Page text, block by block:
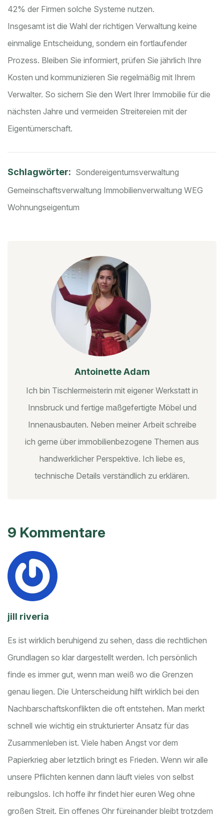
42% der Firmen solche Systeme nutzen.
Insgesamt ist die Wahl der richtigen Verwaltung keine
einmalige Entscheidung, sondern ein fortlaufender
Prozess. Bleiben Sie informiert, prüfen Sie jährlich Ihre
Kosten und kommunizieren Sie regelmäßig mit Ihrem
Verwalter. So sichern Sie den Wert Ihrer Immobilie für die
nächsten Jahre und vermeiden Streitereien mit der
Eigentümerschaft.
Schlagwörter: Sondereigentumsverwaltung
Gemeinschaftsverwaltung Immobilienverwaltung WEG
Wohnungseigentum
Antoinette Adam
Ich bin Tischlermeisterin mit eigener Werkstatt in
Innsbruck und fertige maßgefertigte Möbel und
Innenausbauten. Neben meiner Arbeit schreibe
ich gerne über immobilienbezogene Themen aus
handwerklicher Perspektive. Ich liebe es,
technische Details verständlich zu erklären.
9 Kommentare
jill riveria
Es ist wirklich beruhigend zu sehen, dass die rechtlichen
Grundlagen so klar dargestellt werden. Ich persönlich
finde es immer gut, wenn man weiß wo die Grenzen
genau liegen. Die Unterscheidung hilft wirklich bei den
Nachbarschaftskonflikten die oft entstehen. Man merkt
schnell wie wichtig ein strukturierter Ansatz für das
Zusammenleben ist. Viele haben Angst vor dem
Papierkrieg aber letztlich bringt es Frieden. Wenn wir alle
unsere Pflichten kennen dann läuft vieles von selbst
reibungslos. Ich hoffe ihr findet hier euren Weg ohne
großen Streit. Ein offenes Ohr füreinander bleibt trotzdem